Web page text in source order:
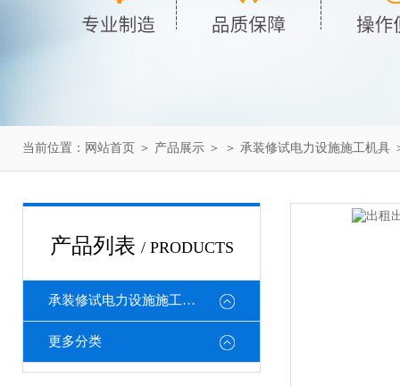
当前位置： 网站首页 ＞ 产品展示 ＞ ＞ 承装修试电力设施施工机具
产品列表 / PRODUCTS
承装修试电力设施施工机具
更多分类